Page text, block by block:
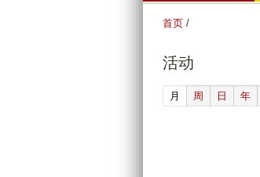
首页 /
活动
月 (active tab)
周 日 年